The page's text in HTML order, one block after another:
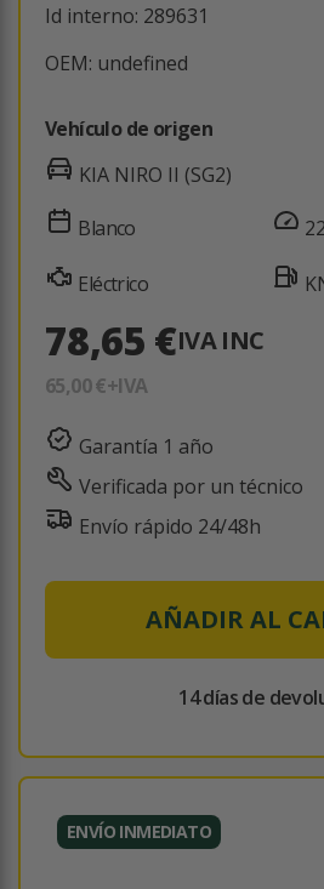
Id interno: 289631
OEM: undefined
Vehículo de origen
KIA NIRO II (SG2)
Blanco
Eléctrico
78,65 €IVA INC
65,00 €+IVA
Garantía 1 año
Verificada por un técnico
Envío rápido 24/48h
AÑADIR AL
14 días de
ENVÍO INMEDIATO